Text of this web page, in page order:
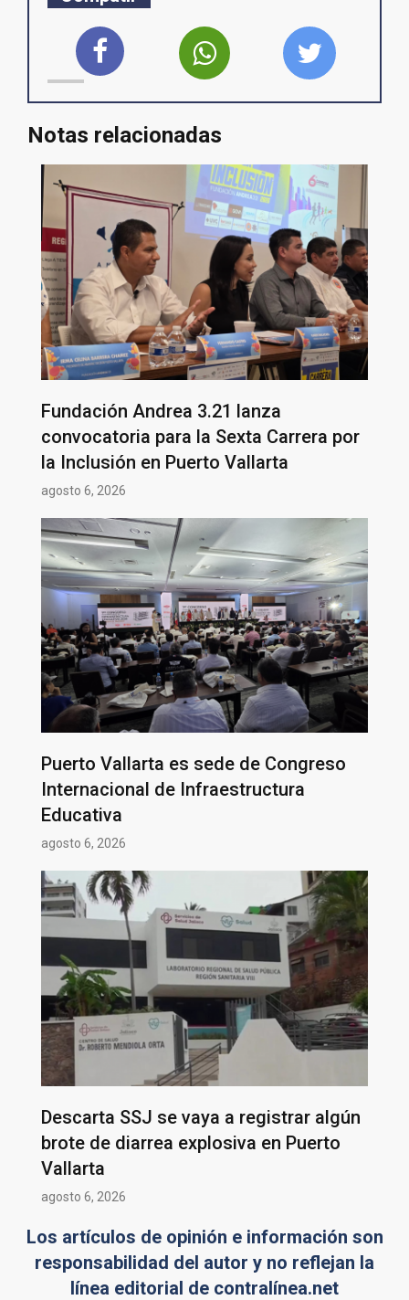
Notas relacionadas
Fundación Andrea 3.21 lanza
convocatoria para la Sexta Carrera por
la Inclusión en Puerto Vallarta
agosto 6, 2026
Puerto Vallarta es sede de Congreso
Internacional de Infraestructura
Educativa
agosto 6, 2026
Descarta SSJ se vaya a registrar algún
brote de diarrea explosiva en Puerto
Vallarta
agosto 6, 2026
Los artículos de opinión e información son
responsabilidad del autor y no reflejan la
línea editorial de contralínea.net